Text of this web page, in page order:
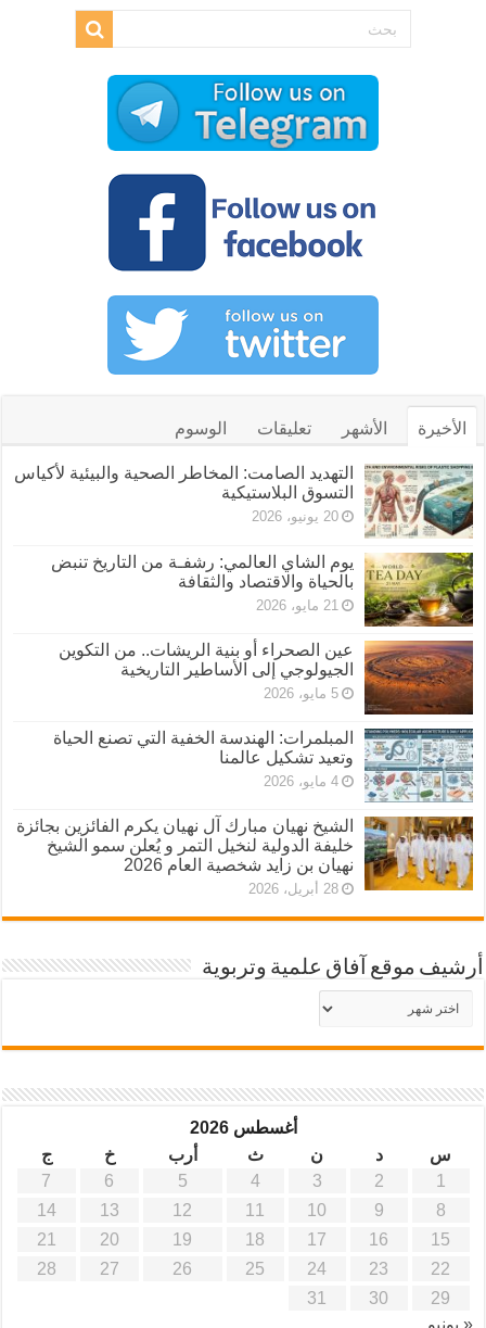
الأخيرة الأشهر تعليقات الوسوم
التهديد الصامت: المخاطر الصحية والبيئية لأكياس
التسوق البلاستيكية
20 يونيو، 2026
يوم الشاي العالمي: رشفـة من التاريخ تنبض
بالحياة والاقتصاد والثقافة
21 مايو، 2026
عين الصحراء أو بنية الريشات.. من التكوين
الجيولوجي إلى الأساطير التاريخية
5 مايو، 2026
المبلمرات: الهندسة الخفية التي تصنع الحياة
وتعيد تشكيل عالمنا
4 مايو، 2026
الشيخ نهيان مبارك آل نهيان يكرم الفائزين بجائزة
خليفة الدولية لنخيل التمر و يُعلن سمو الشيخ
نهيان بن زايد شخصية العام 2026
28 أبريل، 2026
أرشيف موقع آفاق علمية وتربوية
أرشيف
موقع
أغسطس 2026
س
د ن ث أرب خ
ج
1
2
3
4
5
6
7
8
9
10
11
12
13
14
15
16
17
18
19
20
21
22
23
24
25
26
27
28
29
30
31
« يونيو